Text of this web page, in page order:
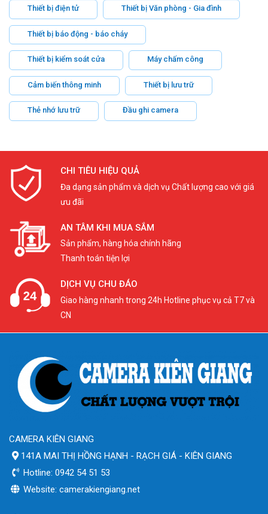
Thiết bị điện tử Thiết bị Văn phòng - Gia đình
Thiết bị báo động - báo cháy
Thiết bị kiểm soát cửa Máy chấm công
Cảm biến thông minh Thiết bị lưu trữ
Thẻ nhớ lưu trữ Đầu ghi camera
CHI TIÊU HIỆU QUẢ
Đa dạng sản phẩm và dịch vụ Chất lượng cao với giá
ưu đãi
AN TÂM KHI MUA SẮM
Sản phẩm, hàng hóa chính hãng
Thanh toán tiện lợi
DỊCH VỤ CHU ĐÁO
Giao hàng nhanh trong 24h Hotline phục vụ cả T7 và
CN
CAMERA KIÊN GIANG
141A MAI THỊ HỒNG HẠNH - RẠCH GIÁ - KIÊN GIANG
Hotline: 0942 54 51 53
Website: camerakiengiang.net